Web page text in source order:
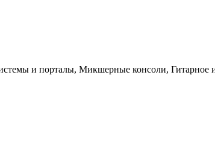
и порталы, Микшерные консоли, Гитарное